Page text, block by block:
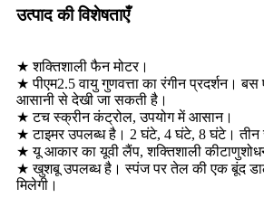
उत्पाद की विशेषताएँ
★ शक्तिशाली फैन मोटर।
★ पीएम2.5 वायु गुणवत्ता का रंगीन प्रदर्शन।
आसानी से देखी जा सकती है।
★ टच स्क्रीन कंट्रोल, उपयोग में आसान।
★ टाइमर उपलब्ध है। 2 घंटे, 4 घंटे, 8 घंटे। तीन
★ यू आकार का यूवी लैंप, शक्तिशाली
★ खुशबू उपलब्ध है। स्पंज पर तेल की एक बूंद
मिलेगी।